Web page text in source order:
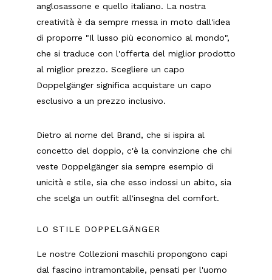
anglosassone e quello italiano. La nostra
creatività è da sempre messa in moto dall'idea
di proporre "Il lusso più economico al mondo",
che si traduce con l'offerta del miglior prodotto
al miglior prezzo. Scegliere un capo
Doppelgänger significa acquistare un capo
esclusivo a un prezzo inclusivo.
Dietro al nome del Brand, che si ispira al
concetto del doppio, c'è la convinzione che chi
veste Doppelgänger sia sempre esempio di
unicità e stile, sia che esso indossi un abito, sia
che scelga un outfit all'insegna del comfort.
LO STILE DOPPELGÄNGER
Le nostre Collezioni maschili propongono capi
dal fascino intramontabile, pensati per l'uomo